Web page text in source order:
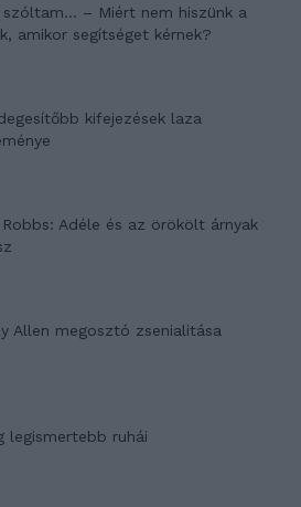
szóltam… – Miért nem hiszünk a
amikor segítséget kérnek?
kifejezések laza
Robbs: Adéle és az örökölt árnyak
Allen megosztó zsenialitása
legismertebb ruhái